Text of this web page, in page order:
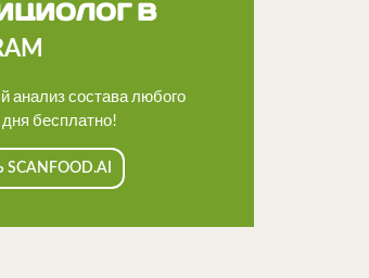
В
анализ состава любого
бесплатно!